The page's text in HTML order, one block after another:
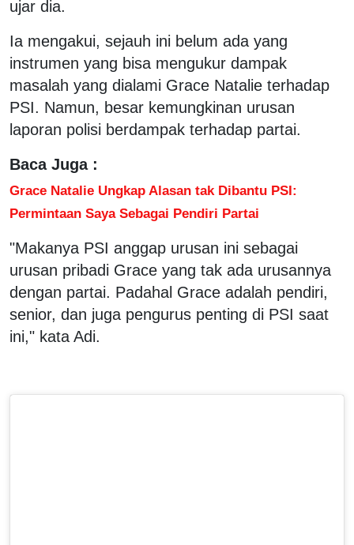
ujar dia.
Ia mengakui, sejauh ini belum ada yang
instrumen yang bisa mengukur dampak
masalah yang dialami Grace Natalie terhadap
PSI. Namun, besar kemungkinan urusan
laporan polisi berdampak terhadap partai.
Baca Juga :
Grace Natalie Ungkap Alasan tak Dibantu PSI:
Permintaan Saya Sebagai Pendiri Partai
"Makanya PSI anggap urusan ini sebagai
urusan pribadi Grace yang tak ada urusannya
dengan partai. Padahal Grace adalah pendiri,
senior, dan juga pengurus penting di PSI saat
ini," kata Adi.